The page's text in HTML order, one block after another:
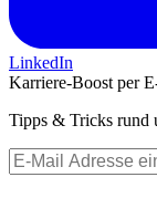
LinkedIn
Karriere-Boost per
Tipps & Tricks rund